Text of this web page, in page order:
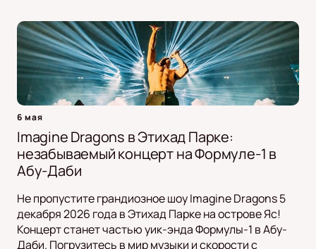
6 мая
Imagine Dragons в Этихад Парке:
незабываемый концерт на Формуле-1 в
Абу-Даби
Не пропустите грандиозное шоу Imagine Dragons 5
декабря 2026 года в Этихад Парке на острове Яс!
Концерт станет частью уик-энда Формулы-1 в Абу-
Даби. Погрузитесь в мир музыки и скорости с